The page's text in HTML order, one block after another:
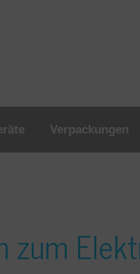
Verpackungen
zum